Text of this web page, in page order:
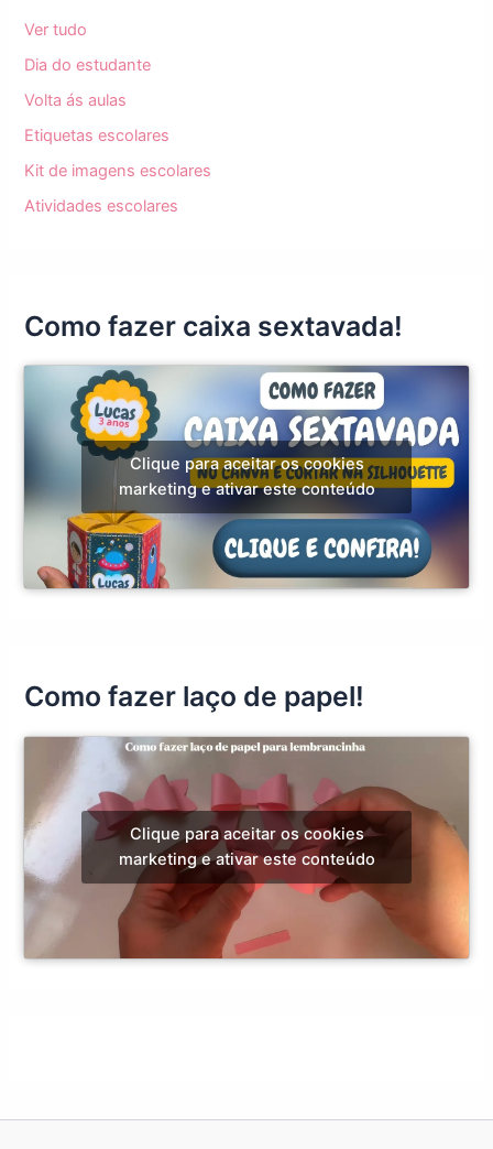
Ver tudo
Dia do estudante
Volta ás aulas
Etiquetas escolares
Kit de imagens escolares
Atividades escolares
Como fazer caixa sextavada!
Clique para aceitar os cookies
marketing e ativar este conteúdo
Como fazer laço de papel!
Clique para aceitar os cookies
marketing e ativar este conteúdo